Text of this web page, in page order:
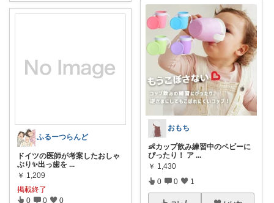
ふるーつらんど
ドイツの医師が考案したおしゃ
ぶり✨出っ歯を ...
￥ 1,209
掲載終了
0 0 0
おもち
👶カップ飲み練習中のベビーに
ぴったり！ ア ...
￥ 1,430
0 0 1